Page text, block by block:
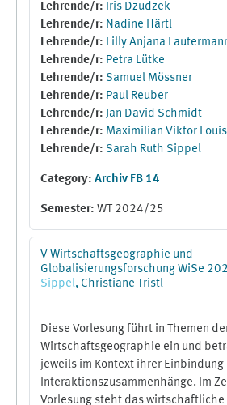
Lehrende/r: Iris Dzudzek
Lehrende/r: Nadine Härtl
Lehrende/r: Lilly Anjana
Lehrende/r: Petra Lütke
Lehrende/r: Samuel Mössner
Lehrende/r: Paul Reuber
Lehrende/r: Jan David Schmidt
Lehrende/r: Maximilian Viktor
Lehrende/r: Sarah Ruth Sippel
Category: Archiv FB 14
Semester: WT 2024/25
V Wirtschaftsgeographie und
Globalisierungsforschung WiSe
Sippel, Christiane Tristl
Diese Vorlesung führt in Themen
Wirtschaftsgeographie ein und
jeweils im Kontext ihrer Einbindung
Interaktionszusammenhänge. Im
Vorlesung steht das wirtschaftliche